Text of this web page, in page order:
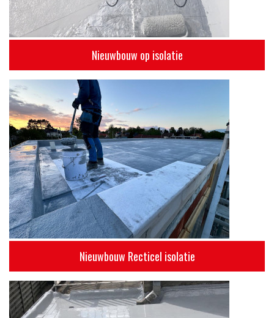
Nieuwbouw op isolatie
Nieuwbouw Recticel isolatie